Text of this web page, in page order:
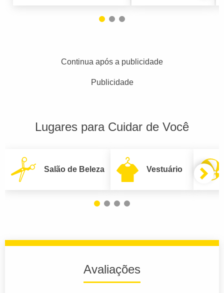
Continua após a publicidade
Publicidade
Lugares para Cuidar de Você
Salão de Beleza Vestuário
Avaliações